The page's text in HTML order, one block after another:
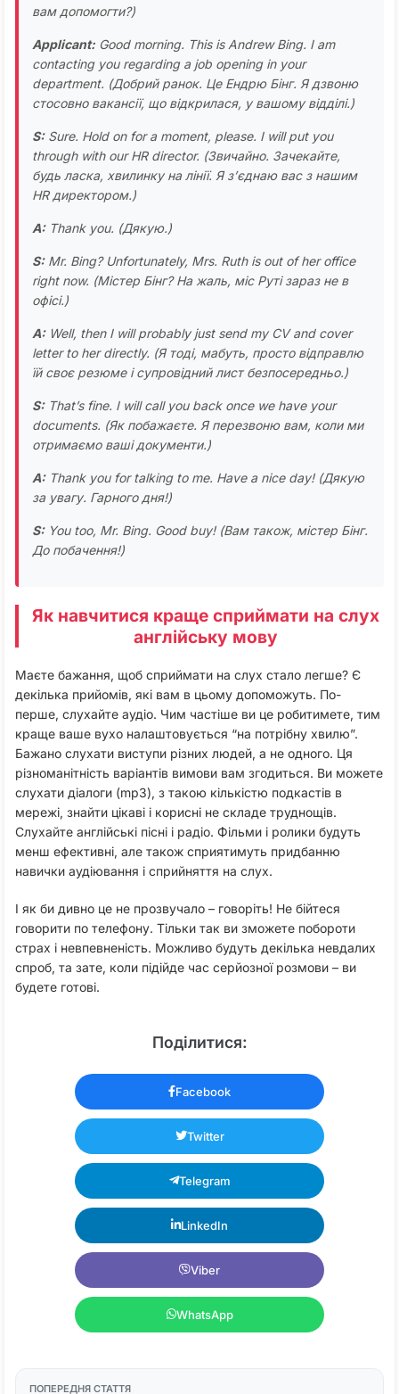
вам допомогти?)
Applicant: Good morning. This is Andrew Bing. I am
contacting you regarding a job opening in your
department. (Добрий ранок. Це Ендрю Бінг. Я дзвоню
стосовно вакансії, що відкрилася, у вашому відділі.)
S:Sure. Hold on for a moment, please. I will put you
through with our HR director. (Звичайно. Зачекайте,
будь ласка, хвилинку на лінії. Я з’єднаю вас з нашим
HR директором.)
A:Thank you. (Дякую.)
S:Mr. Bing? Unfortunately, Mrs. Ruth is out of her office
right now. (Містер Бінг? На жаль, міс Руті зараз не в
офісі.)
A:Well, then I will probably just send my CV and cover
letter to her directly. (Я тоді, мабуть, просто відправлю
їй своє резюме і супровідний лист безпосередньо.)
S:That’s fine. I will call you back once we have your
documents. (Як побажаєте. Я перезвоню вам, коли ми
отримаємо ваші документи.)
A:Thank you for talking to me. Have a nice day! (Дякую
за увагу. Гарного дня!)
S:You too, Mr. Bing. Good buy! (Вам також, містер Бінг.
До побачення!)
Як навчитися краще сприймати на слух
англійську мову
Маєте бажання, щоб сприймати на слух стало легше? Є
декілька прийомів, які вам в цьому допоможуть. По-
перше, слухайте аудіо. Чим частіше ви це робитимете, тим
краще ваше вухо налаштовується “на потрібну хвилю”.
Бажано слухати виступи різних людей, а не одного. Ця
різноманітність варіантів вимови вам згодиться. Ви можете
слухати діалоги (mp3), з такою кількістю подкастів в
мережі, знайти цікаві і корисні не складе труднощів.
Слухайте англійські пісні і радіо. Фільми і ролики будуть
менш ефективні, але також сприятимуть придбанню
навички аудіювання і сприйняття на слух.
І як би дивно це не прозвучало – говоріть! Не бійтеся
говорити по телефону. Тільки так ви зможете побороти
страх і невпевненість. Можливо будуть декілька невдалих
спроб, та зате, коли підійде час серйозної розмови – ви
будете готові.
Поділитися:
Facebook
Twitter
Telegram
LinkedIn
Viber
WhatsApp
ПОПЕРЕДНЯ СТАТТЯ